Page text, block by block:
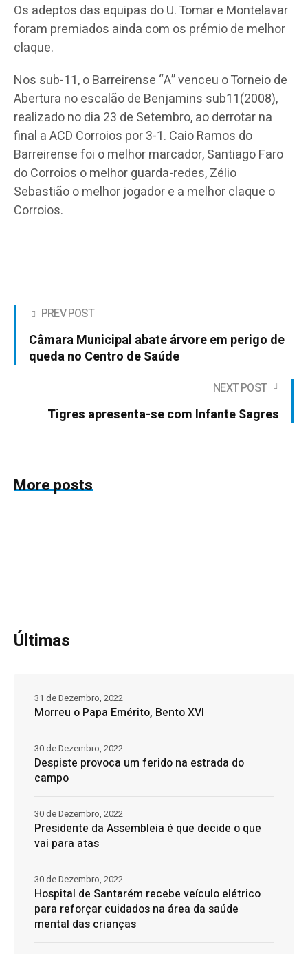
Os adeptos das equipas do U. Tomar e Montelavar
foram premiados ainda com os prémio de melhor
claque.
Nos sub-11, o Barreirense “A” venceu o Torneio de
Abertura no escalão de Benjamins sub11(2008),
realizado no dia 23 de Setembro, ao derrotar na
final a ACD Corroios por 3-1. Caio Ramos do
Barreirense foi o melhor marcador, Santiago Faro
do Corroios o melhor guarda-redes, Zélio
Sebastião o melhor jogador e a melhor claque o
Corroios.
PREV POST
Câmara Municipal abate árvore em perigo de
queda no Centro de Saúde
NEXT POST
Tigres apresenta-se com Infante Sagres
More posts
Últimas
Morreu o Papa Emérito, Bento XVI
31 de Dezembro, 2022
Despiste provoca um ferido na estrada do
campo
30 de Dezembro, 2022
Presidente da Assembleia é que decide o que
vai para atas
30 de Dezembro, 2022
Hospital de Santarém recebe veículo elétrico
para reforçar cuidados na área da saúde
mental das crianças
30 de Dezembro, 2022